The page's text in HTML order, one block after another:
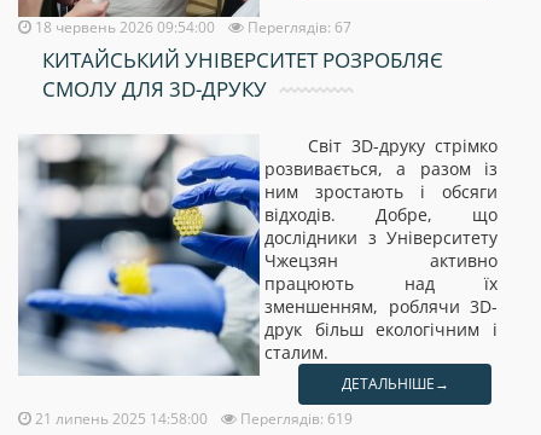
18 червень 2026 09:54:00 Переглядів: 67
КИТАЙСЬКИЙ УНІВЕРСИТЕТ РОЗРОБЛЯЄ
СМОЛУ ДЛЯ 3D-ДРУКУ
Світ 3D-друку стрімко
розвивається, а разом із
ним зростають і обсяги
відходів. Добре, що
дослідники з Університету
Чжецзян активно
працюють над їх
зменшенням, роблячи 3D-
друк більш екологічним і
сталим.
ДЕТАЛЬНІШЕ→
21 липень 2025 14:58:00 Переглядів: 619